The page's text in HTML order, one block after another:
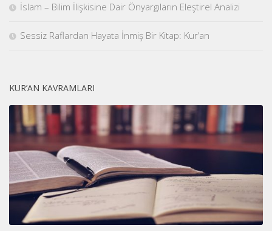
İslam – Bilim İlişkisine Dair Önyargıların Eleştirel Analizi
Sessiz Raflardan Hayata İnmiş Bir Kitap: Kur’an
KUR’AN KAVRAMLARI